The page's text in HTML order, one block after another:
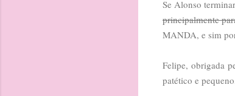
Se Alonso
principalmente
MANDA, e sim
Felipe, obrigada
patético e